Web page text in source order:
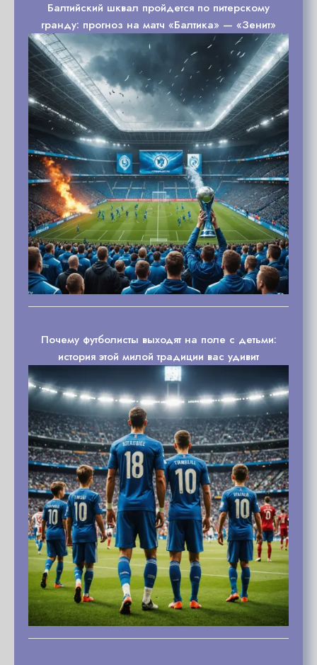
Балтийский шквал пройдется по питерскому
гранду: прогноз на матч «Балтика» — «Зенит»
Почему футболисты выходят на поле с детьми:
история этой милой традиции вас удивит